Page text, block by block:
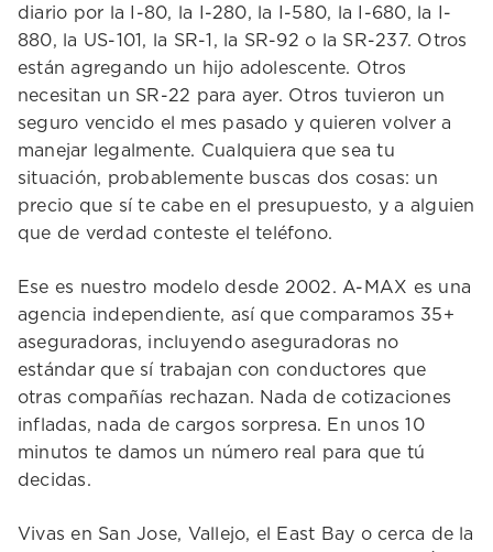
diario por la I-80, la I-280, la I-580, la I-680, la I-
880, la US-101, la SR-1, la SR-92 o la SR-237. Otros
están agregando un hijo adolescente. Otros
necesitan un SR-22 para ayer. Otros tuvieron un
seguro vencido el mes pasado y quieren volver a
manejar legalmente. Cualquiera que sea tu
situación, probablemente buscas dos cosas: un
precio que sí te cabe en el presupuesto, y a alguien
que de verdad conteste el teléfono.
Ese es nuestro modelo desde 2002. A-MAX es una
agencia independiente, así que comparamos 35+
aseguradoras, incluyendo aseguradoras no
estándar que sí trabajan con conductores que
otras compañías rechazan. Nada de cotizaciones
infladas, nada de cargos sorpresa. En unos 10
minutos te damos un número real para que tú
decidas.
Vivas en San Jose, Vallejo, el East Bay o cerca de la